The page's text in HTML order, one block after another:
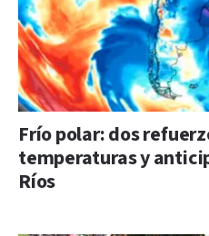
Frío polar: dos
temperaturas y
Ríos